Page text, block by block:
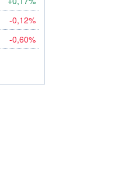
-0,12%
-0,60%